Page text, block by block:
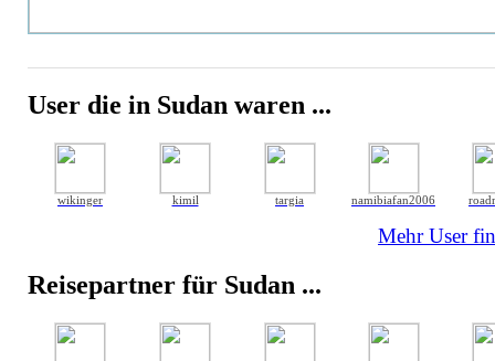
User die in Sudan waren ...
wikinger kimil targia namibiafan2006
Mehr User
Reisepartner für Sudan ...